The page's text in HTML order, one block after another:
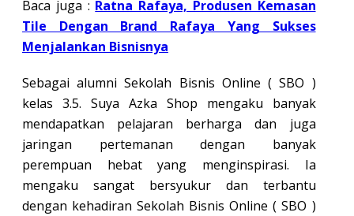
Baca juga : Ratna Rafaya, Produsen Kemasan
Tile Dengan Brand Rafaya Yang Sukses
Menjalankan Bisnisnya
Sebagai alumni Sekolah Bisnis Online ( SBO )
kelas 3.5. Suya Azka Shop mengaku banyak
mendapatkan pelajaran berharga dan juga
jaringan pertemanan dengan banyak
perempuan hebat yang menginspirasi. Ia
mengaku sangat bersyukur dan terbantu
dengan kehadiran Sekolah Bisnis Online ( SBO )